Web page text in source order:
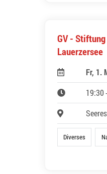
GV -
Lauerzersee
Fr, 1.
19:30
Diverses